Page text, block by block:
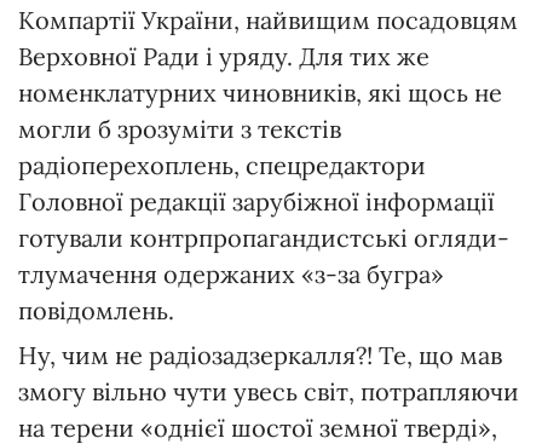
Компартії України, найвищим посадовцям
Верховної Ради і уряду. Для тих же
номенклатурних чиновників, які щось не
могли б зрозуміти з текстів
радіоперехоплень, спецредактори
Головної редакції зарубіжної інформації
готували контрпропагандистські огляди-
тлумачення одержаних «з-за бугра»
повідомлень.
Ну, чим не радіозадзеркалля?! Те, що мав
змогу вільно чути увесь світ, потрапляючи
на терени «однієї шостої земної тверді»,